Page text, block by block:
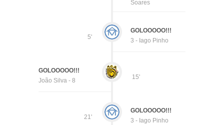
Soares
5'
GOLOOOOO!!!
3 - Iago Pinho
15'
GOLOOOOO!!!
João Silva - 8
21'
GOLOOOOO!!!
3 - Iago Pinho